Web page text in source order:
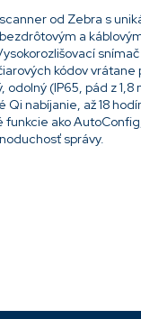
od Zebra s
a
kódov vrátane
(IP65, pád z
nabíjanie, až 18
ako
správy.